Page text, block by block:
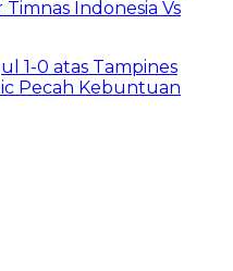
Indonesia Vs
1-0 atas Tampines
Pecah Kebuntuan